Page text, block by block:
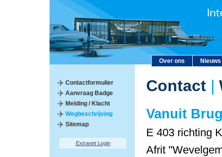
Over ons Nieuws
Contactformulier
Aanvraag Badge
Melding / Klacht
Wegbeschrijving
Sitemap
Extranet Login
Contact |
Vanuit
E 403 richting
Afrit